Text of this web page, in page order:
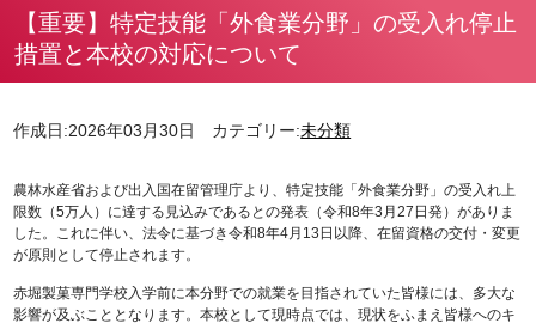
【重要】特定技能「外食業分野」の受入れ停止
措置と本校の対応について
作成日:2026年03月30日 カテゴリー:未分類
農林水産省および出入国在留管理庁より、特定技能「外食業分野」の受入れ上
限数（5万人）に達する見込みであるとの発表（令和8年3月27日発）がありま
した。これに伴い、法令に基づき令和8年4月13日以降、在留資格の交付・変更
が原則として停止されます。
赤堀製菓専門学校入学前に本分野での就業を目指されていた皆様には、多大な
影響が及ぶこととなります。本校として現時点では、現状をふまえ皆様へのキ